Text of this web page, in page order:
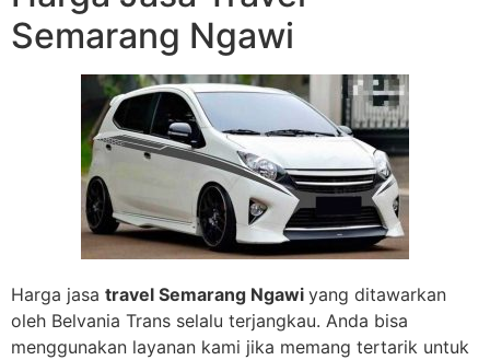
Semarang Ngawi
Harga jasa travel Semarang Ngawi yang ditawarkan
oleh Belvania Trans selalu terjangkau. Anda bisa
menggunakan layanan kami jika memang tertarik untuk